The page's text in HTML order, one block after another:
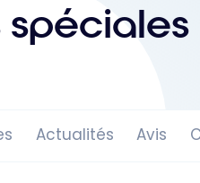
spéciales
Actualités Avis